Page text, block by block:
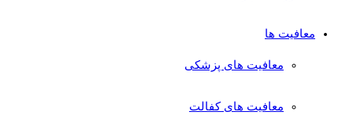
معافیت ها
معافیت های پزشکی
معافیت های کفالت